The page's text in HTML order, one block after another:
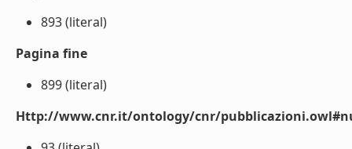
893 (literal)
Pagina fine
899 (literal)
Http://www.cnr.it/ontology/cnr/